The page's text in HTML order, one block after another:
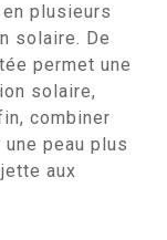
plusieurs
solaire. De
permet une
solaire,
combiner
peau plus
aux